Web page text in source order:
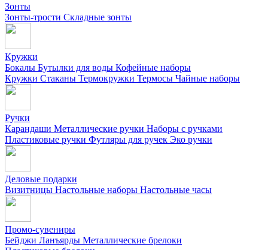
Зонты
Зонты-трости Складные зонты
Кружки
Бокалы Бутылки для воды Кофейные наборы
Кружки Стаканы Термокружки Термосы Чайные наборы
Ручки
Карандаши Металлические ручки Наборы с ручками
Пластиковые ручки Футляры для ручек Эко ручки
Деловые подарки
Визитницы Настольные наборы Настольные часы
Промо-сувениры
Бейджи Ланъярды Металлические брелоки